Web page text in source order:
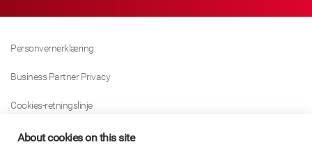
Personvernerklæring
Business Partner Privacy
Cookies-retningslinje
Modern Slavery Act Policy
About cookies on this site